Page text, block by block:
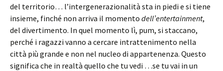
del territorio… l’intergenerazionalità sta in piedi e si tiene
insieme, finché non arriva il momento dell’entertainment,
del divertimento. In quel momento lì, pum, si staccano,
perché i ragazzi vanno a cercare intrattenimento nella
città più grande e non nel nucleo di appartenenza. Questo
significa che in realtà quello che tu vedi …se tu vai in un